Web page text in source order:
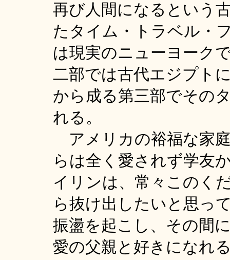
再び人間になるという
たタイム・トラベル・
は現実のニューヨーク
二部では古代エジプト
から成る第三部でその
れる。
アメリカの裕福な家
らは全く愛されず学友
イリンは、常々このく
ら抜け出したいと思っ
振盪を起こし、その間
愛の父親と好きになれ